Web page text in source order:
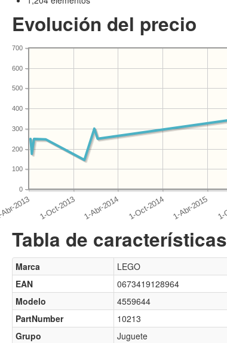
Evolución del precio
0
100
200
300
400
500
600
700
Tabla de características
Marca
LEGO
EAN
0673419128964
Modelo
4559644
PartNumber
10213
Grupo
Juguete